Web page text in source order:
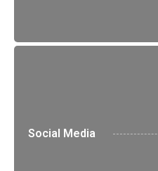
Social Media